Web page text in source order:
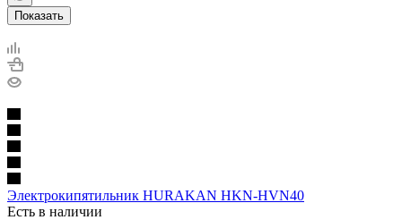
Показать
Электрокипятильник HURAKAN HKN-HVN40
Есть в наличии